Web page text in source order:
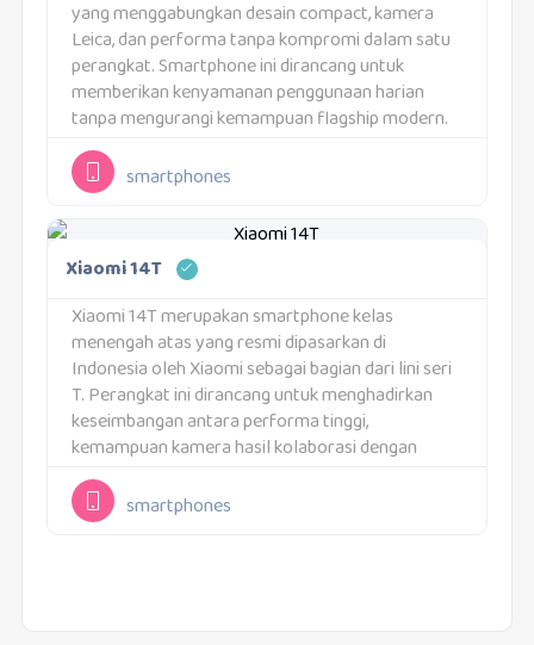
yang menggabungkan desain compact, kamera
Leica, dan performa tanpa kompromi dalam satu
perangkat. Smartphone ini dirancang untuk
memberikan kenyamanan penggunaan harian
tanpa mengurangi kemampuan flagship modern.
Ukurannya tetap nyaman digunakan satu tangan
dengan tampilan yang terlihat elegan dan modern.
Xiaomi 17 cocok untuk pengguna...
smartphones
Xiaomi 14T
Xiaomi 14T merupakan smartphone kelas
menengah atas yang resmi dipasarkan di
Indonesia oleh Xiaomi sebagai bagian dari lini seri
T. Perangkat ini dirancang untuk menghadirkan
keseimbangan antara performa tinggi,
kemampuan kamera hasil kolaborasi dengan
Leica, serta daya tahan yang kuat untuk
penggunaan harian. Xiaomi 14T menargetkan
pengguna yang menginginkan pengalaman...
smartphones